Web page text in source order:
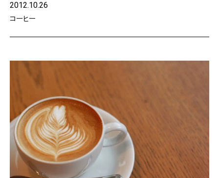
コーヒー
2012.10.26